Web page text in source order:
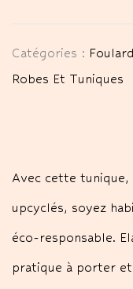
Catégories :
Robes Et Tuniques
Avec cette
upcyclés, soyez
éco-responsable.
pratique à porter